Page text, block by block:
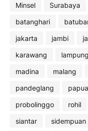
Minsel
Surabaya
batanghari
jakarta
jambi
karawang
lampung
madina
malang
pandeglang
papua
probolinggo
rohil
siantar
sidempuan